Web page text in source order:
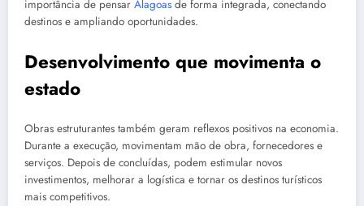
importância de pensar Alagoas de forma integrada, conectando
destinos e ampliando oportunidades.
Desenvolvimento que movimenta o
estado
Obras estruturantes também geram reflexos positivos na economia.
Durante a execução, movimentam mão de obra, fornecedores e
serviços. Depois de concluídas, podem estimular novos
investimentos, melhorar a logística e tornar os destinos turísticos
mais competitivos.